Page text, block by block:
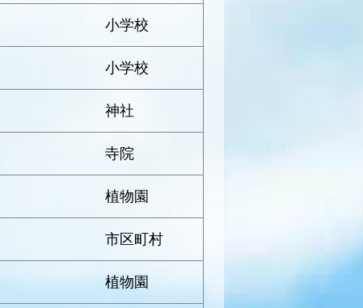
小学校
小学校
神社
寺院
植物園
市区町村
植物園